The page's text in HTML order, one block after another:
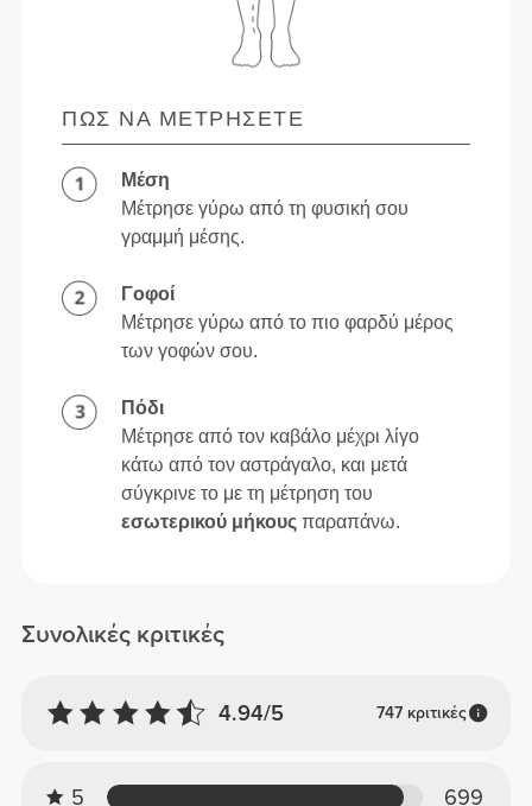
Συνολικές κριτικές
4.94/5 747 κριτικές
5
699
ΠΏΣ ΝΑ ΜΕΤΡΉΣΕΤΕ
Μέση
Μέτρησε γύρω από τη φυσική σου
γραμμή μέσης.
Γοφοί
Μέτρησε γύρω από το πιο φαρδύ μέρος
των γοφών σου.
Πόδι
Μέτρησε από τον καβάλο μέχρι λίγο
κάτω από τον αστράγαλο, και μετά
σύγκρινε το με τη μέτρηση του
εσωτερικού μήκους παραπάνω.